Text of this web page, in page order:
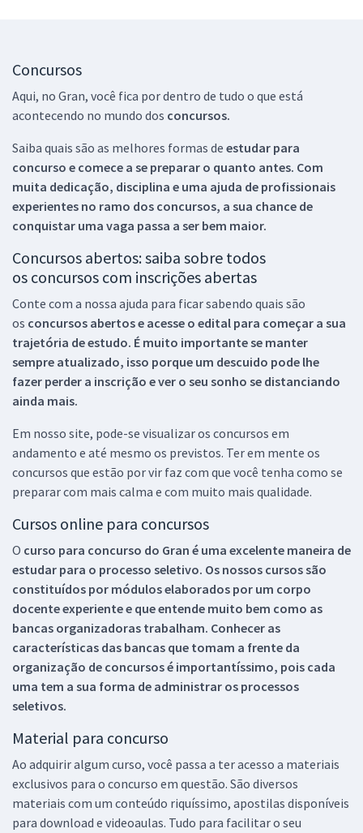
Concursos
Aqui, no Gran, você fica por dentro de tudo o que está
acontecendo no mundo dos concursos.
Saiba quais são as melhores formas de estudar para
concurso e comece a se preparar o quanto antes. Com
muita dedicação, disciplina e uma ajuda de profissionais
experientes no ramo dos concursos, a sua chance de
conquistar uma vaga passa a ser bem maior.
Concursos abertos: saiba sobre todos
os concursos com inscrições abertas
Conte com a nossa ajuda para ficar sabendo quais são
os concursos abertos e acesse o edital para começar a sua
trajetória de estudo. É muito importante se manter
sempre atualizado, isso porque um descuido pode lhe
fazer perder a inscrição e ver o seu sonho se distanciando
ainda mais.
Em nosso site, pode-se visualizar os concursos em
andamento e até mesmo os previstos. Ter em mente os
concursos que estão por vir faz com que você tenha como se
preparar com mais calma e com muito mais qualidade.
Cursos online para concursos
O curso para concurso do Gran é uma excelente maneira de
estudar para o processo seletivo. Os nossos cursos são
constituídos por módulos elaborados por um corpo
docente experiente e que entende muito bem como as
bancas organizadoras trabalham. Conhecer as
características das bancas que tomam a frente da
organização de concursos é importantíssimo, pois cada
uma tem a sua forma de administrar os processos
seletivos.
Material para concurso
Ao adquirir algum curso, você passa a ter acesso a materiais
exclusivos para o concurso em questão. São diversos
materiais com um conteúdo riquíssimo, apostilas disponíveis
para download e videoaulas. Tudo para facilitar o seu